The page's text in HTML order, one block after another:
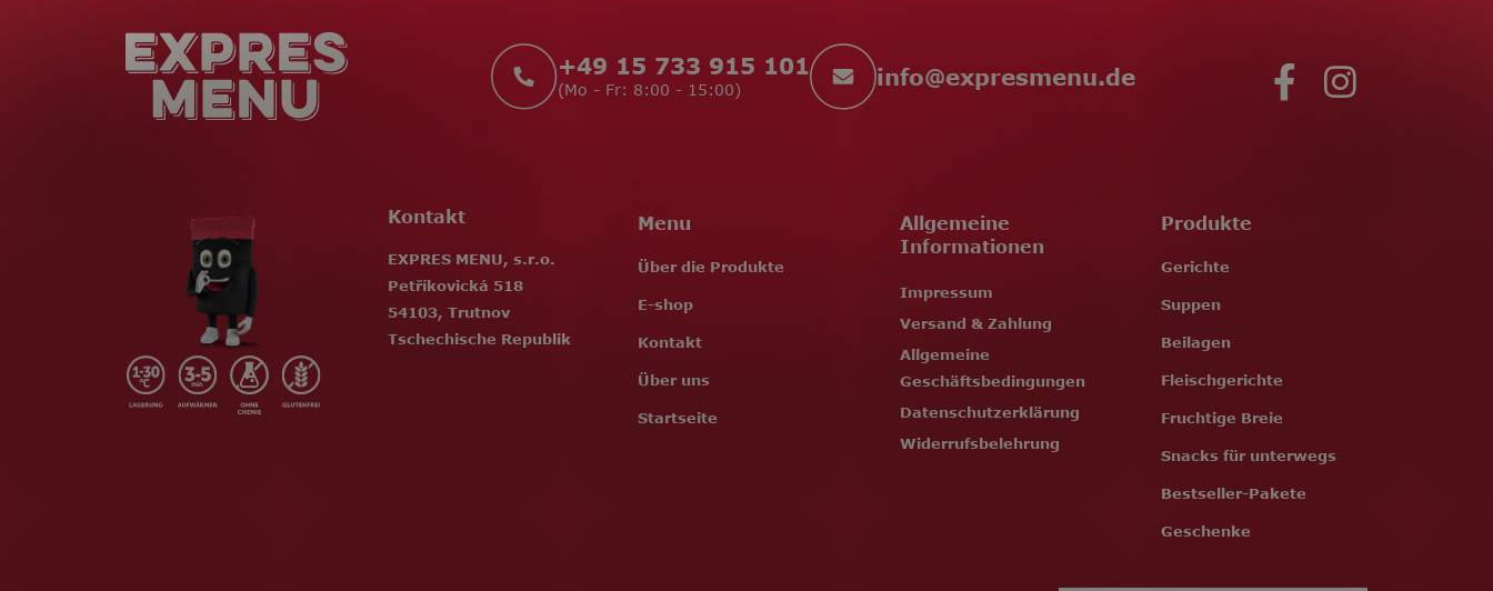
+49 15 733 915 101
(Mo - Fr: 8:00 - 15:00) info@expresmenu.de
Kontakt
EXPRES MENU, s.r.o.
Petříkovická 518
54103, Trutnov
Tschechische Republik
Menu
Über die Produkte
E-shop
Kontakt
Über uns
Startseite
Allgemeine
Informationen
Impressum
Versand & Zahlung
Allgemeine
Geschäftsbedingungen
Datenschutzerklärung
Widerrufsbelehrung
Produkte
Gerichte
Suppen
Beilagen
Fleischgerichte
Fruchtige Breie
Snacks für unterwegs
Bestseller-Pakete
Geschenke